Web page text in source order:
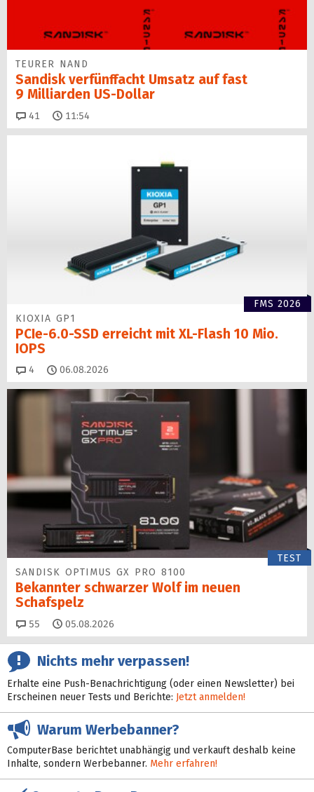
TEURER NAND
Sandisk verfünffacht Umsatz auf fast
9 Milliarden US-Dollar
41 Kommentare
11:54
FMS 2026
KIOXIA GP1
PCIe-6.0-SSD erreicht mit XL-Flash 10 Mio.
IOPS
4 Kommentare
06.08.2026
TEST
SANDISK OPTIMUS GX PRO 8100
Bekannter schwarzer Wolf im neuen
Schafspelz
55 Kommentare
05.08.2026
Nichts mehr verpassen!
Erhalte eine Push-Benachrichtigung (oder einen Newsletter) bei
Erscheinen neuer Tests und Berichte: Jetzt anmelden!
Warum Werbebanner?
ComputerBase berichtet unabhängig und verkauft deshalb keine
Inhalte, sondern Werbebanner. Mehr erfahren!